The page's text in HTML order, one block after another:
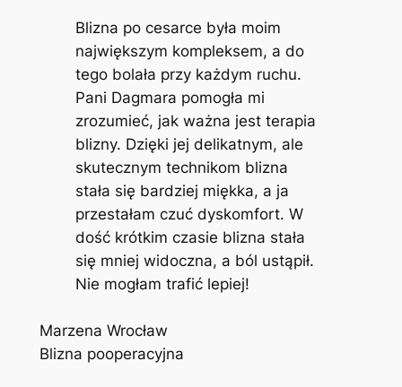
Blizna po cesarce była moim
największym kompleksem, a do
tego bolała przy każdym ruchu.
Pani Dagmara pomogła mi
zrozumieć, jak ważna jest terapia
blizny. Dzięki jej delikatnym, ale
skutecznym technikom blizna
stała się bardziej miękka, a ja
przestałam czuć dyskomfort. W
dość krótkim czasie blizna stała
się mniej widoczna, a ból ustąpił.
Nie mogłam trafić lepiej!
Marzena Wrocław
Blizna pooperacyjna